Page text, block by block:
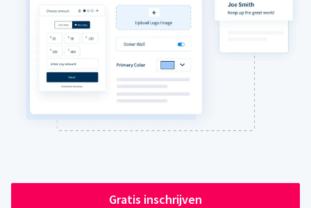
Gratis inschrijven